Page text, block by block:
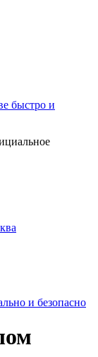
быстро и
и безопасно